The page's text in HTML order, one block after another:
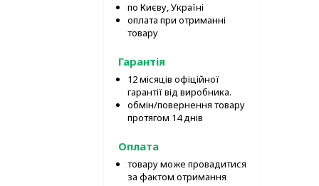
по Києву, Україні
оплата при отриманні
товару
Гарантія
12 місяців офіційної
гарантії від виробника.
обмін/повернення товару
протягом 14 днів
Оплата
товару може провадитися
за фактом отримання